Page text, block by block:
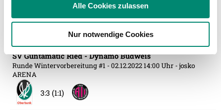
Partner führen diese Informationen möglicherweise mit
weiteren Daten zusammen, die Sie ihnen bereitgestellt
haben oder die sie im Rahmen Ihrer Nutzung der Dienste
gesammelt haben.
Weitere Details, insbesondere zu Speicherdauer und
Empfänger entnehmen Sie unserer
Datenschutzerklärung
Alle Cookies zulassen
Nur notwendige Cookies
WSG Tirol - SV Guntamatic Ried
SV Guntamatic Ried - Dynamo Budweis
Runde Wintervorbereitung #1 - 02.12.2022 14:00 Uhr - josko
ARENA
3:3 (1:1)